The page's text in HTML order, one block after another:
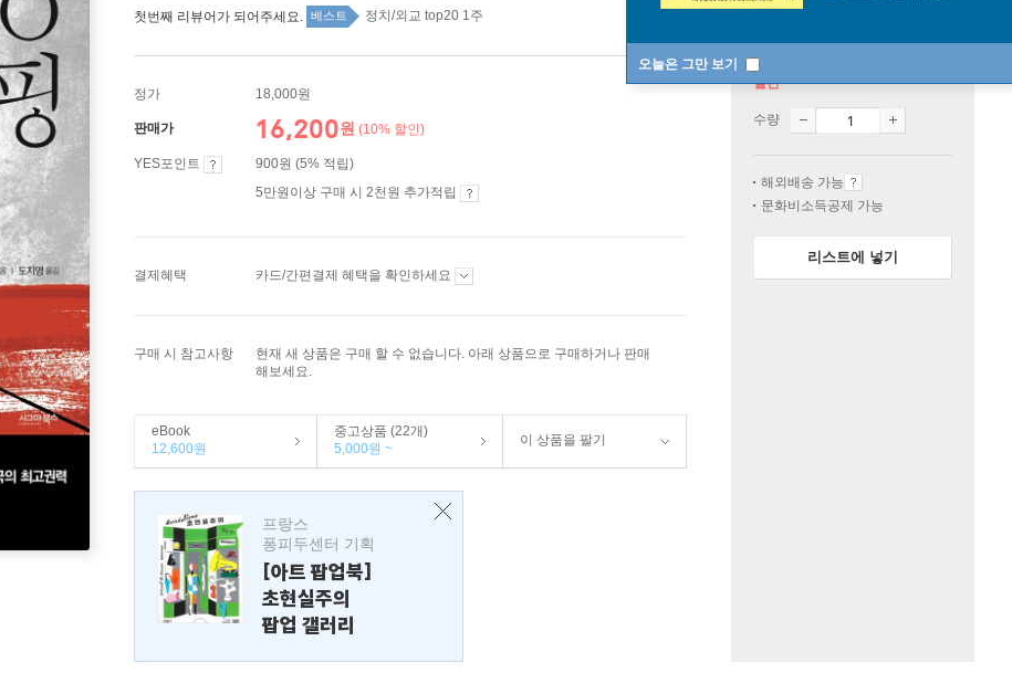
오늘은 그만 보기
첫번째 리뷰어가 되어주세요. 베스트 정치/외교 top20 1주
정가 18,000원
판매가 16,200원 (10% 할인)
YES포인트
900원 (5% 적립)
5만원이상 구매 시 2천원 추가적립
결제혜택 카드/간편결제 혜택을 확인하세요
구매 시 참고사항
현재 새 상품은 구매 할 수 없습니다. 아래 상품으로 구매하거나 판매
해보세요.
eBook
12,600원
중고상품 (22개)
5,000원 ~
이 상품을 팔기
프랑스
퐁피두센터 기획
[아트 팝업북]
초현실주의
팝업 갤러리
절판
수량
해외배송 가능
문화비소득공제 가능
리스트에 넣기